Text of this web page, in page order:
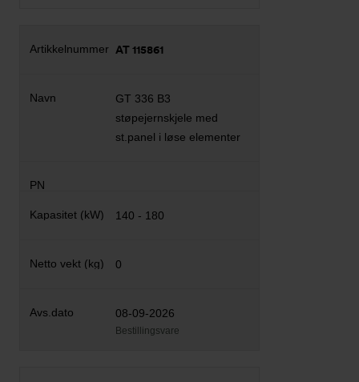
AT 115861
GT 336 B3
støpejernskjele med
st.panel i løse elementer
140 - 180
0
08-09-2026
Bestillingsvare